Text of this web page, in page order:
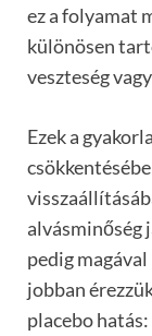
ez a folyamat
különösen
veszteség
Ezek a
alvásminőség
pedig
jobban
placebo hatás: